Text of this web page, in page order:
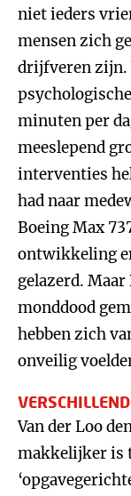
niet ieders
mensen zich
drijfveren zijn.
minuten per
meeslepend
interventies
had naar
Boeing Max
ontwikkeling
gelazerd.
monddood
hebben zich
onveilig
Van der Loo
makkelijker is